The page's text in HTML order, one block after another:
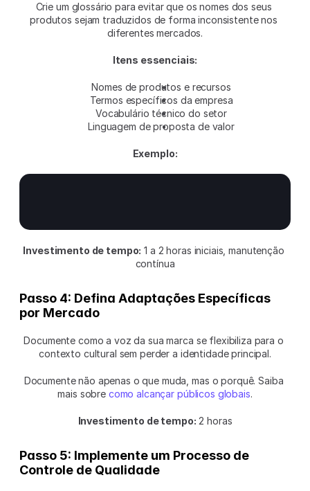
Crie um glossário para evitar que os nomes dos seus
produtos sejam traduzidos de forma inconsistente nos
diferentes mercados.
Itens essenciais:
Nomes de produtos e recursos
Termos específicos da empresa
Vocabulário técnico do setor
Linguagem de proposta de valor
Exemplo:
Investimento de tempo: 1 a 2 horas iniciais, manutenção
contínua
Passo 4: Defina Adaptações Específicas
por Mercado
Documente como a voz da sua marca se flexibiliza para o
contexto cultural sem perder a identidade principal.
Documente não apenas o que muda, mas o porquê. Saiba
mais sobre como alcançar públicos globais.
Investimento de tempo: 2 horas
Passo 5: Implemente um Processo de
Controle de Qualidade